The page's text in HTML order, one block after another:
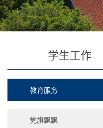
学生工作
教育服务
党旗飘飘